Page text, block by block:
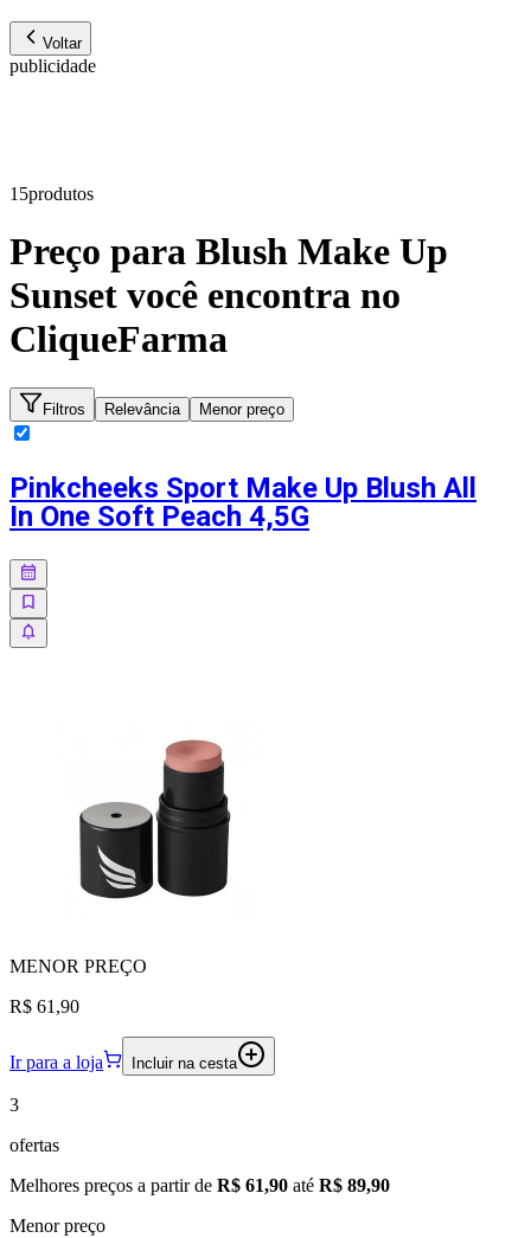
Voltar
publicidade
15produtos
Preço para Blush Make Up
Sunset você encontra no
CliqueFarma
Filtros Relevância Menor preço
Pinkcheeks Sport Make Up Blush All
In One Soft Peach 4,5G
MENOR PREÇO
R$ 61,90
Ir para a loja Incluir na cesta
3
ofertas
Melhores preços a partir de R$ 61,90 até R$ 89,90
Menor preço